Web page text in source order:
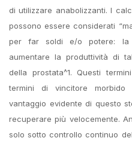
di utilizzare anabolizzanti. I
possono essere considerati
per far soldi e/o potere: la
aumentare la produttività di
della prostata^1. Questi
termini di vincitore
vantaggio evidente di questo
recuperare più velocemente.
solo sotto controllo continuo